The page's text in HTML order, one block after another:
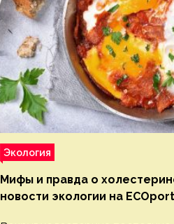
Экология
Мифы и правда о
новости экологии на